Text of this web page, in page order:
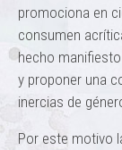
promociona en
consumen
hecho
y proponer una
inercias de género
Por este motivo